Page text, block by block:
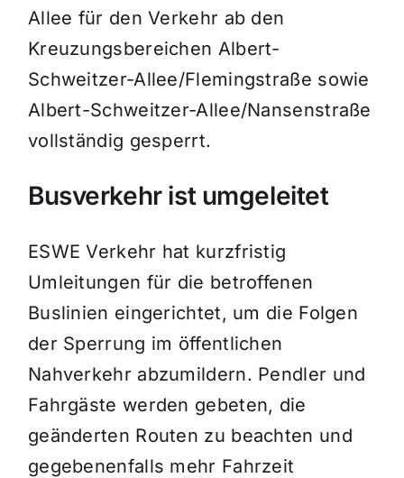
Allee für den Verkehr ab den
Kreuzungsbereichen Albert-
Schweitzer-Allee/Flemingstraße sowie
Albert-Schweitzer-Allee/Nansenstraße
vollständig gesperrt.
Busverkehr ist umgeleitet
ESWE Verkehr hat kurzfristig
Umleitungen für die betroffenen
Buslinien eingerichtet, um die Folgen
der Sperrung im öffentlichen
Nahverkehr abzumildern. Pendler und
Fahrgäste werden gebeten, die
geänderten Routen zu beachten und
gegebenenfalls mehr Fahrzeit